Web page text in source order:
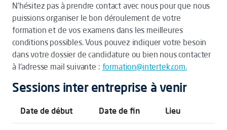
N’hésitez pas à prendre contact avec nous pour que nous
puissions organiser le bon déroulement de votre
formation et de vos examens dans les meilleures
conditions possibles. Vous pouvez indiquer votre besoin
dans votre dossier de candidature ou bien nous contacter
à l'adresse mail suivante : formation@intertek.com.
Sessions inter entreprise à venir
Date de début Date de fin Lieu